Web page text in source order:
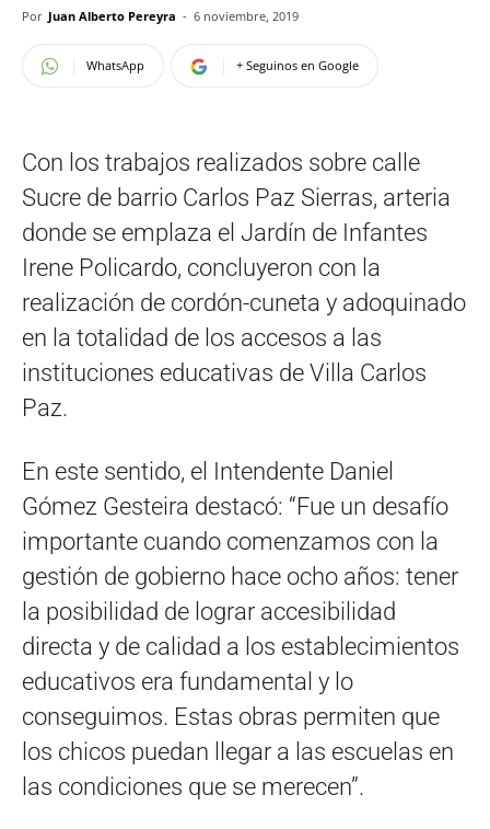
Por Juan Alberto Pereyra - 6 noviembre, 2019
WhatsApp + Seguinos en Google
Con los trabajos realizados sobre calle
Sucre de barrio Carlos Paz Sierras, arteria
donde se emplaza el Jardín de Infantes
Irene Policardo, concluyeron con la
realización de cordón-cuneta y adoquinado
en la totalidad de los accesos a las
instituciones educativas de Villa Carlos
Paz.
En este sentido, el Intendente Daniel
Gómez Gesteira destacó: “Fue un desafío
importante cuando comenzamos con la
gestión de gobierno hace ocho años: tener
la posibilidad de lograr accesibilidad
directa y de calidad a los establecimientos
educativos era fundamental y lo
conseguimos. Estas obras permiten que
los chicos puedan llegar a las escuelas en
las condiciones que se merecen”.